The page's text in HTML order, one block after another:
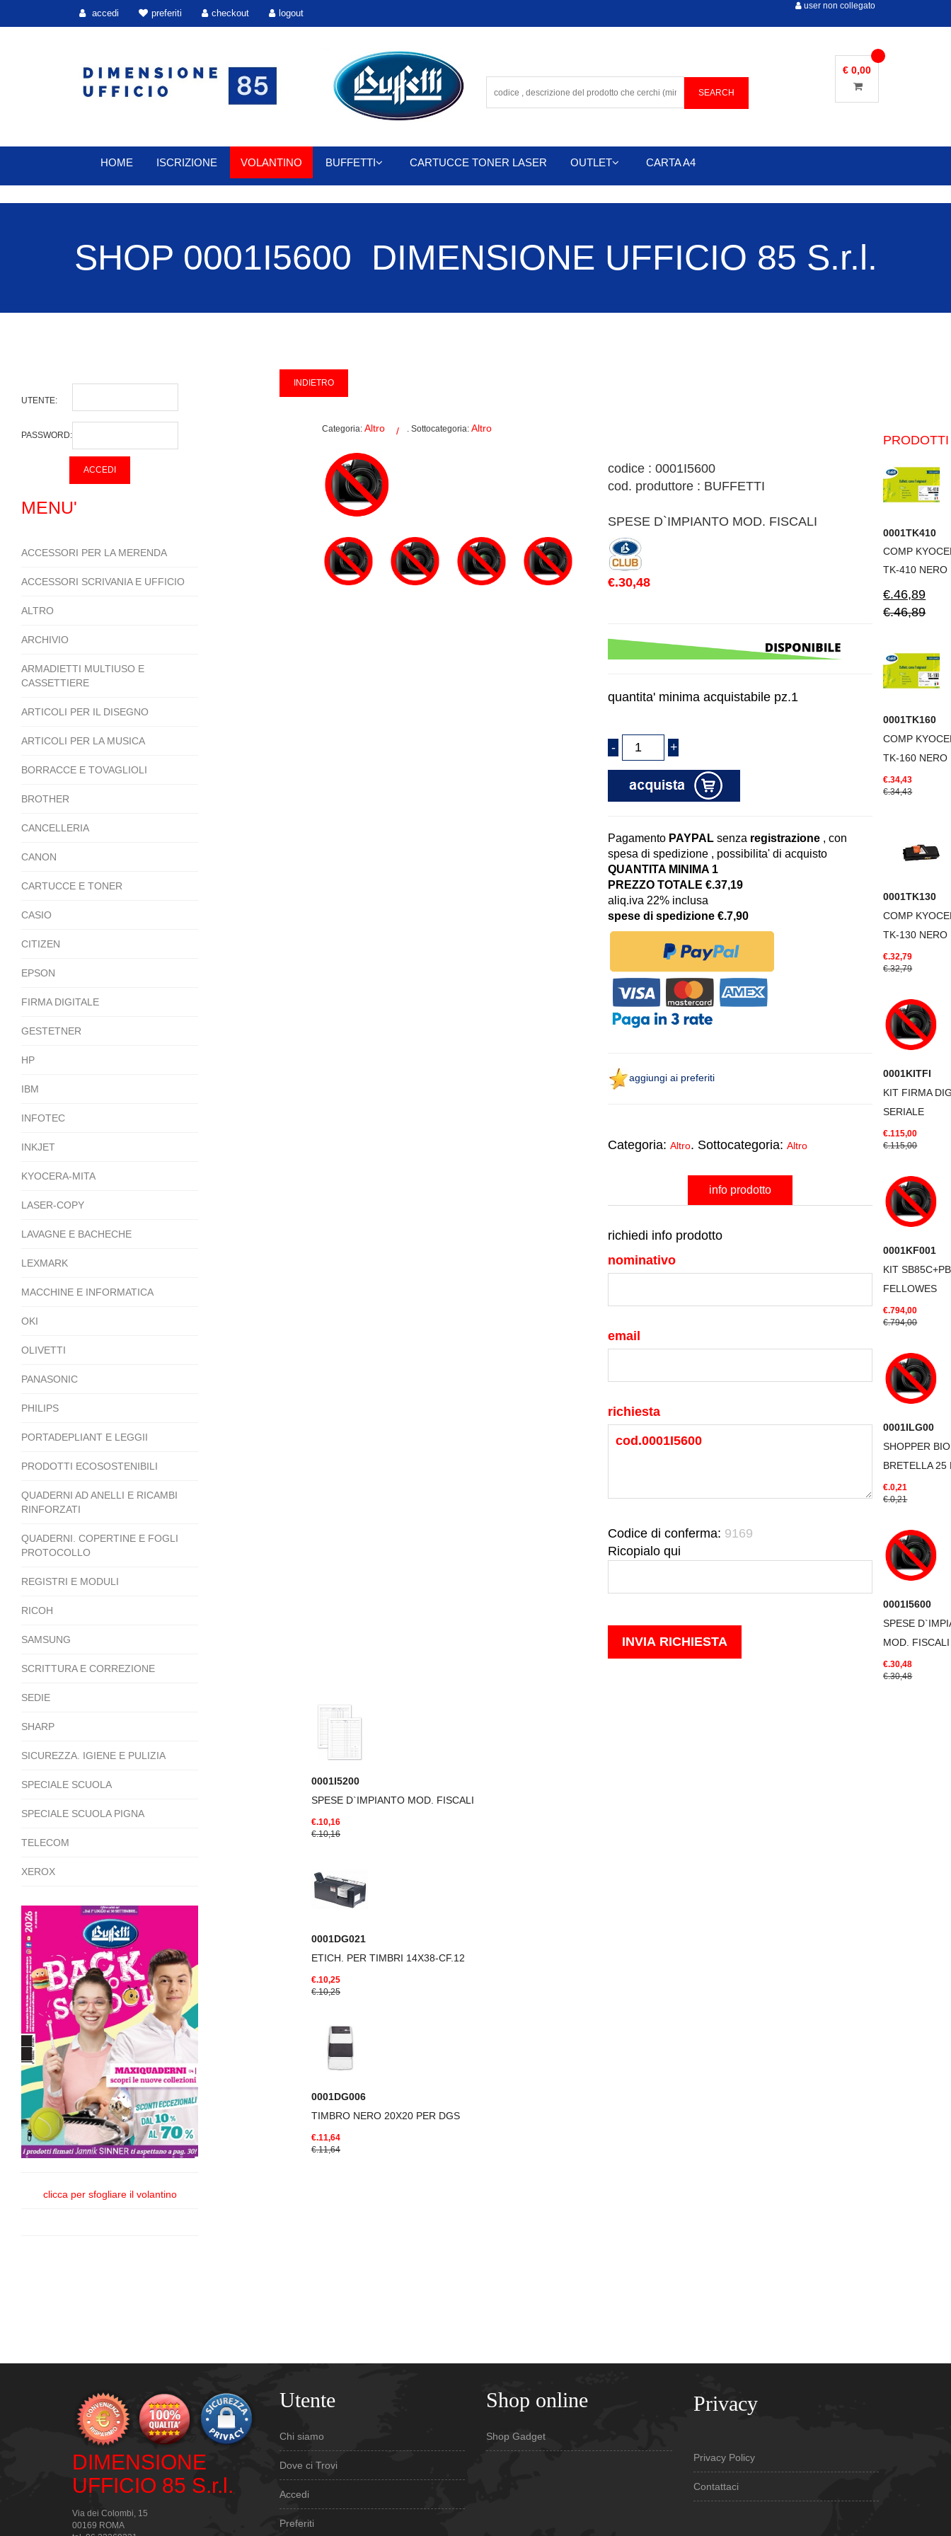
accedi preferiti checkout logout
user non collegato
€ 0,00
HOME ISCRIZIONE VOLANTINO BUFFETTI CARTUCCE TONER LASER OUTLET CARTA A4
SHOP 0001I5600 DIMENSIONE UFFICIO 85 S.r.l.
UTENTE:
PASSWORD:
MENU'
ACCESSORI PER LA MERENDA
ACCESSORI SCRIVANIA E UFFICIO
ALTRO
ARCHIVIO
ARMADIETTI MULTIUSO E
CASSETTIERE
ARTICOLI PER IL DISEGNO
ARTICOLI PER LA MUSICA
BORRACCE E TOVAGLIOLI
BROTHER
CANCELLERIA
CANON
CARTUCCE E TONER
CASIO
CITIZEN
EPSON
FIRMA DIGITALE
GESTETNER
HP
IBM
INFOTEC
INKJET
KYOCERA-MITA
LASER-COPY
LAVAGNE E BACHECHE
LEXMARK
MACCHINE E INFORMATICA
OKI
OLIVETTI
PANASONIC
PHILIPS
PORTADEPLIANT E LEGGII
PRODOTTI ECOSOSTENIBILI
QUADERNI AD ANELLI E RICAMBI
RINFORZATI
QUADERNI. COPERTINE E FOGLI
PROTOCOLLO
REGISTRI E MODULI
RICOH
SAMSUNG
SCRITTURA E CORREZIONE
SEDIE
SHARP
SICUREZZA. IGIENE E PULIZIA
SPECIALE SCUOLA
SPECIALE SCUOLA PIGNA
TELECOM
XEROX
clicca per sfogliare il volantino
Categoria: Altro . Sottocategoria: Altro
codice : 0001I5600
cod. produttore : BUFFETTI
SPESE D`IMPIANTO MOD. FISCALI
€.30,48
quantita' minima acquistabile pz.1
Pagamento PAYPAL senza registrazione , con
spesa di spedizione , possibilita' di acquisto
QUANTITA MINIMA 1
PREZZO TOTALE €.37,19
aliq.iva 22% inclusa
spese di spedizione €.7,90
aggiungi ai preferiti
Categoria:Altro. Sottocategoria:Altro
info prodotto
richiedi info prodotto
nominativo
email
richiesta
Codice di conferma: 9169
Ricopialo qui
0001TK410
COMP
TK-410 NERO
€.46,89
€.46,89
0001TK160
COMP
TK-160 NERO
€.34,43
€.34,43
0001TK130
COMP
TK-130 NERO
€.32,79
€.32,79
0001KITFI
KIT FIRMA
SERIALE
€.115,00
€.115,00
0001KF001
KIT
FELLOWES
€.794,00
€.794,00
0001ILG00
SHOPPER
BRETELLA 25
€.0,21
€.0,21
0001I5600
SPESE
MOD. FISCALI
€.30,48
€.30,48
0001I5200
SPESE D`IMPIANTO MOD. FISCALI
€.10,16
€.10,16
0001DG021
ETICH. PER TIMBRI 14X38-CF.12
€.10,25
€.10,25
0001DG006
TIMBRO NERO 20X20 PER DGS
€.11,64
€.11,64
DIMENSIONE
UFFICIO 85 S.r.l.
Via dei Colombi, 15
00169 ROMA
Utente
Chi siamo
Dove ci Trovi
Accedi
Preferiti
Shop online
Shop Gadget
Privacy
Privacy Policy
Contattaci